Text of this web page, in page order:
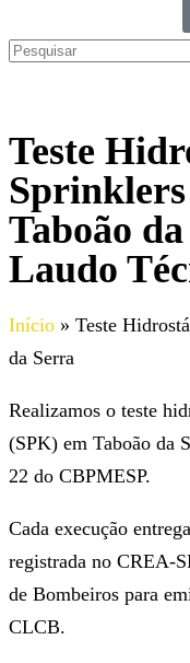
Teste
Taboão
Laudo
Início » Teste
da Serra
Realizamos o teste
(SPK) em Taboão da
22 do CBPMESP.
Cada execução
registrada no CREA-
de Bombeiros para
CLCB.